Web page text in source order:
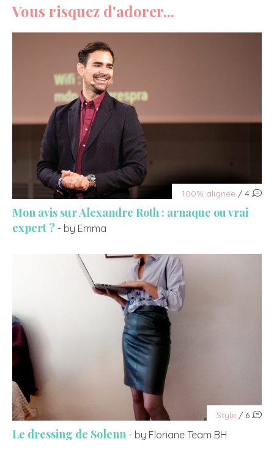
Vous risquez d'adorer...
100% alignée / 4
Mon avis sur Alexandre Roth : arnaque ou vrai
expert ? - by Emma
Style / 6
Le dressing de Solenn - by Floriane Team BH